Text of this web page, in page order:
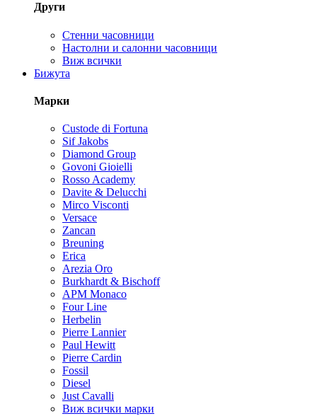
Други
Стенни часовници
Настолни и салонни часовници
Виж всички
Бижута
Марки
Custode di Fortuna
Sif Jakobs
Diamond Group
Govoni Gioielli
Rosso Academy
Davite & Delucchi
Mirco Visconti
Versace
Zancan
Breuning
Erica
Arezia Oro
Burkhardt & Bischoff
APM Monaco
Four Line
Herbelin
Pierre Lannier
Paul Hewitt
Pierre Cardin
Fossil
Diesel
Just Cavalli
Виж всички марки